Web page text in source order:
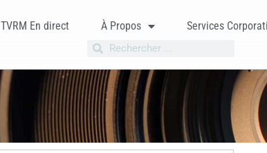
TVRM En direct À Propos Services